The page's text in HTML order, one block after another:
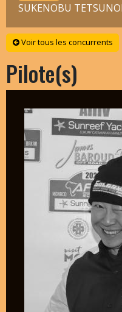
SUKENOBU
Voir tous les concurrents
Pilote(s)